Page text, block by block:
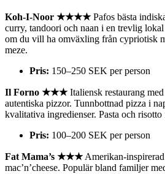
Koh-I-Noor ★★★★Pafos bästa
curry, tandoori och naan i en trevlig
om du vill ha omväxling från cypriotisk
meze.
Pris: 150–250 SEK per person
Il Forno ★★★Italiensk restaurang
autentiska pizzor. Tunnbottnad pizza i
kvalitativa ingredienser. Pasta och risotto
Pris: 100–200 SEK per person
Fat Mama’s ★★★Amerikan-
mac’n’cheese. Populär bland familjer